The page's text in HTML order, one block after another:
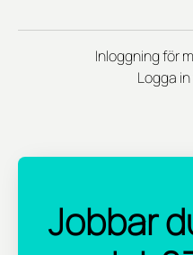
Inloggning för
Logga
Jobbar